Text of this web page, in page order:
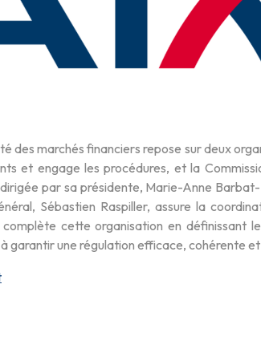
des marchés financiers repose sur deux
et engage les procédures, et la
par sa présidente, Marie-Anne
Sébastien Raspiller, assure la
cette organisation en définissant
à garantir une régulation efficace, cohérente